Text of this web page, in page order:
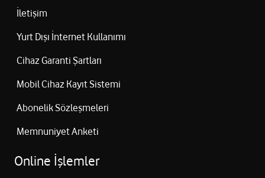
İletişim
Yurt Dışı İnternet Kullanımı
Cihaz Garanti Şartları
Mobil Cihaz Kayıt Sistemi
Abonelik Sözleşmeleri
Memnuniyet Anketi
Online İşlemler